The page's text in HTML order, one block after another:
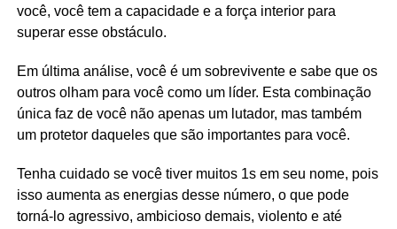
você, você tem a capacidade e a força interior para
superar esse obstáculo.
Em última análise, você é um sobrevivente e sabe que os
outros olham para você como um líder. Esta combinação
única faz de você não apenas um lutador, mas também
um protetor daqueles que são importantes para você.
Tenha cuidado se você tiver muitos 1s em seu nome, pois
isso aumenta as energias desse número, o que pode
torná-lo agressivo, ambicioso demais, violento e até